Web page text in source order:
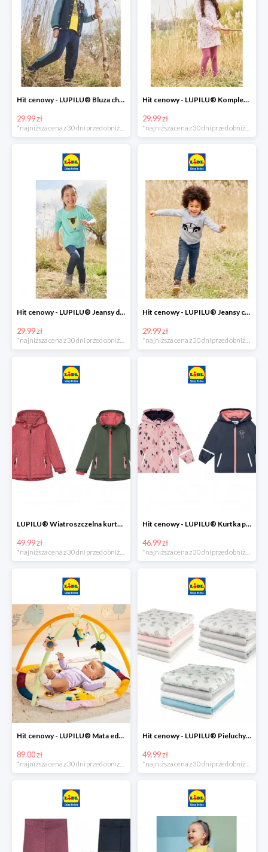
Hit cenowy - LUPILU® Bluza chłopięca w stylu college
29.99 zł
*najniższa cena z 30 dni przed obniżką
Hit cenowy - LUPILU® Komplet dziewczęcy (sukienka + legginsy)
29.99 zł
*najniższa cena z 30 dni przed obniżką
Hit cenowy - LUPILU® Jeansy dziewczęce slim fit
29.99 zł
Hit cenowy - LUPILU® Jeansy chłopięce slim fit
29.99 zł
LUPILU® Wiatroszczelna kurtka dziecięca softshell, 1 sztuka
49.99 zł
Hit cenowy - LUPILU® Kurtka przeciwdeszczowa dziewczęca, 1 sztuka
46.99 zł
Hit cenowy - LUPILU® Mata edukacyjna dla niemowląt, 1 sztuka
89.00 zł
*najniższa cena z 30 dni przed obniżką
Hit cenowy - LUPILU® Pieluchy tetrowe 80x80 cm, z biobawełny, 5 sztuk
49.99 zł
*najniższa cena z 30 dni przed obniżką